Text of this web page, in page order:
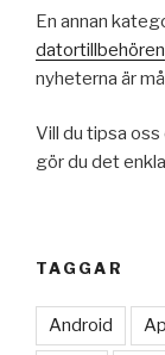
En annan
datortillbehören
nyheterna är
Vill du tipsa
gör du det
TAGGAR
Android